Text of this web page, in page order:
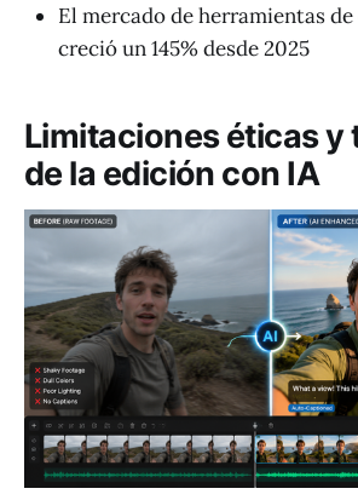
El mercado de herramientas
creció un 145% desde 2025
Limitaciones éticas y
de la edición con IA